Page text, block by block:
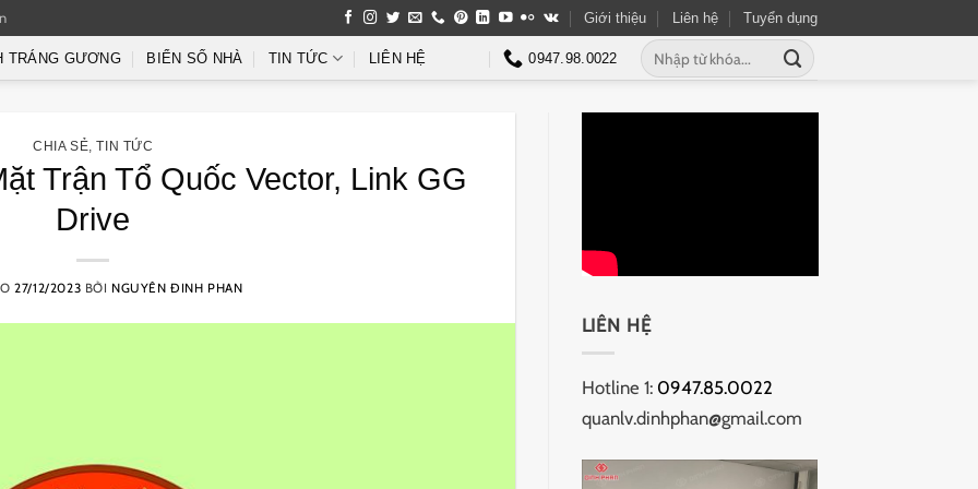
Giới thiệu Liên hệ Tuyển dụng
TRÁNG GƯƠNG BIỂN SỐ NHÀ TIN TỨC LIÊN HỆ 0947.98.0022
Tìm
kiếm:
CHIA SẺ ,TIN TỨC
Trận Tổ Quốc Vector, Link GG
Drive
27/12/2023 BỞI NGUYÊN ĐINH PHAN
LIÊN HỆ
Hotline 1: 0947.85.0022
quanlv.dinhphan@gmail.com